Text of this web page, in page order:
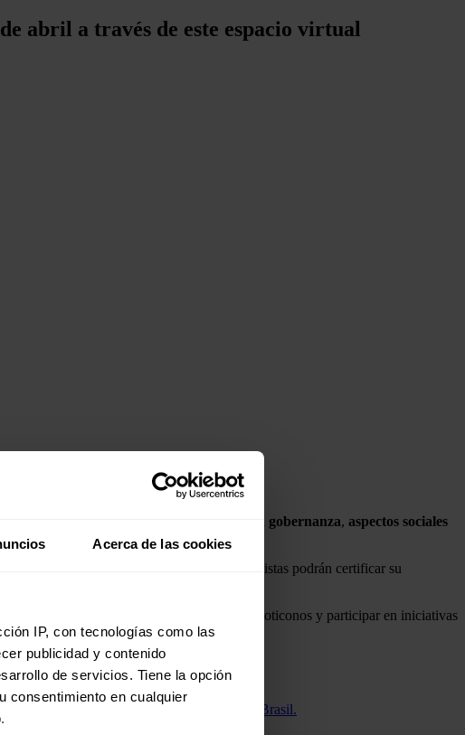
Acerca de las cookies
IP, con tecnologías como las
publicidad y contenido
de servicios. Tiene la opción
consentimiento en cualquier
abril a través de este espacio virtual
gobernanza, aspectos sociales
. Además, los accionistas podrán certificar su
avatar personalizado, expresarse con emoticonos y participar en iniciativas
de la transición energética.
de potencia instalada en el nordeste de Brasil.